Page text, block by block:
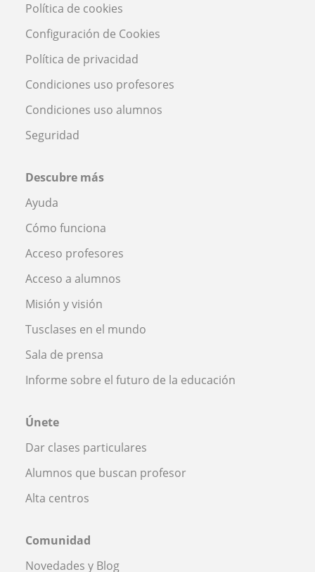
Política de cookies
Configuración de Cookies
Política de privacidad
Condiciones uso profesores
Condiciones uso alumnos
Seguridad
Descubre más
Ayuda
Cómo funciona
Acceso profesores
Acceso a alumnos
Misión y visión
Tusclases en el mundo
Sala de prensa
Informe sobre el futuro de la educación
Únete
Dar clases particulares
Alumnos que buscan profesor
Alta centros
Comunidad
Novedades y Blog